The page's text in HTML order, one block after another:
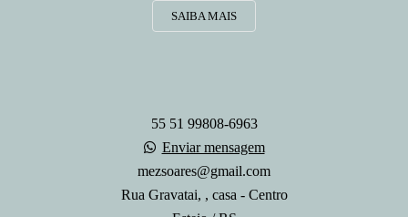
SAIBA MAIS
55 51 99808-6963
Enviar mensagem
mezsoares@gmail.com
Rua Gravatai, , casa - Centro